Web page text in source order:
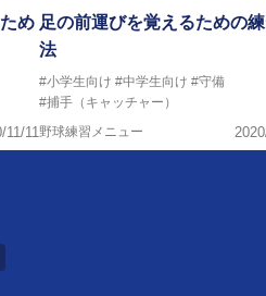
め
11/11
足の前運びを覚えるための
法
#小学生向け #中学生向け #守備
#捕手（キャッチャー）
野球練習メニュー